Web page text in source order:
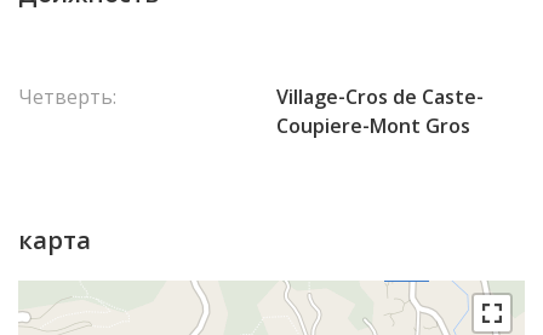
Четверть:
Village-Cros de Caste-
Coupiere-Mont Gros
карта